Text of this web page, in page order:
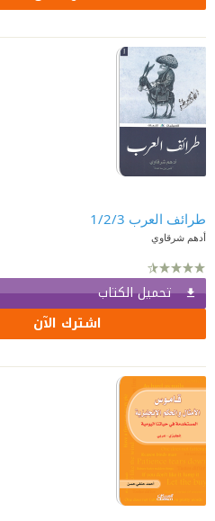
طرائف العرب 1/2/3
أدهم شرقاوي
تحميل الكتاب
اشترك الآن